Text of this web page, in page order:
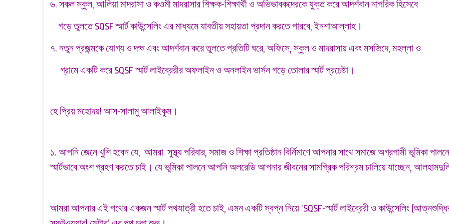
৬. সকল স্কুল, আলিয়া মাদরাসা ও কওমী মাদরাসার শিক্ষক-শিক্ষার্থী ও অভিভাবকদেরকে যুক্ত করে আদর্শবান নাগরিক হিসেবে
গড়ে তুলতে SQSF স্মার্ট কাউন্সেলিং এর মাধ্যমে যাবতীয় সহায়তা প্রদান করতে পারবে, ইনশাআল্লাহ।
৭. নতুন প্রজন্মকে যোগ্য ও দক্ষ এবং আদর্শবান করে তুলতে প্রতিটি ঘরে, অফিসে, স্কুল ও মাদরাসায় এবং মসজিদে, মহল্লা ও
গ্রামে একটি করে SQSFস্মার্ট লাইব্রেরীর অফলাইন ও অনলাইন ভার্সন গড়ে তোলার স্মার্ট প্রচেষ্টা।
হে প্রিয় মহোদয়! আস-সালামু আলাইকুম।
১. আপনি জেনে খুশি হবেন যে, আমরা সুস্থ্য পরিবার, সমাজ ও শিক্ষা প্রতিষ্ঠান বির্নিমাণে আপনার সাথে সমাজে অগ্রগামী ভূমিকা পালনে
স্মার্টভাবে অংশ গ্রহণ করতে চাই। যে ভূমিকা পালনে আপনি অলরেডি আপনার জীবনের সামগ্রিক পরিশ্রম চালিয়ে যাচ্ছেন,
আমরা আপনার এই পথের একজন স্মার্ট পথযাত্রী হতে চাই, এমন একটি স্বপ্ন নিয়ে ‘SQSF-স্মার্ট লাইব্রেরী ও কাউন্সেলিং